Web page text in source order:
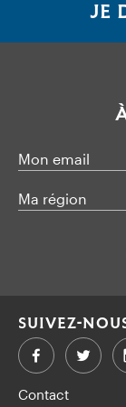
JE
Mon email
Ma région
Contact
SUIVEZ-
Facebook